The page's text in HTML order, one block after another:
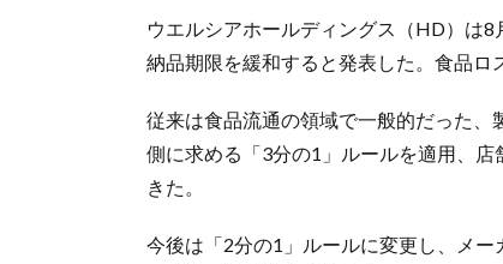
ウエルシアホールディングス（HD）は
納品期限を緩和すると発表した。食品ロ
従来は食品流通の領域で一般的だった
側に求める「3分の1」ルールを適用、
きた。
今後は「2分の1」ルールに変更し、メ